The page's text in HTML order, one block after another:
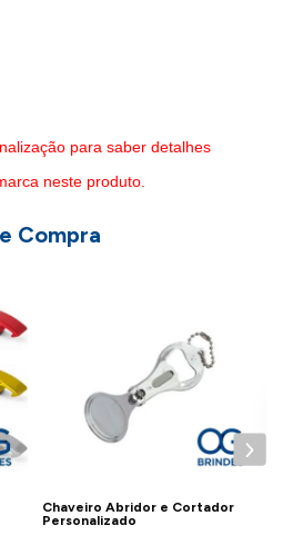
para saber detalhes
neste produto.
Compra
Chaveiro Abridor e Cortador
Personalizado